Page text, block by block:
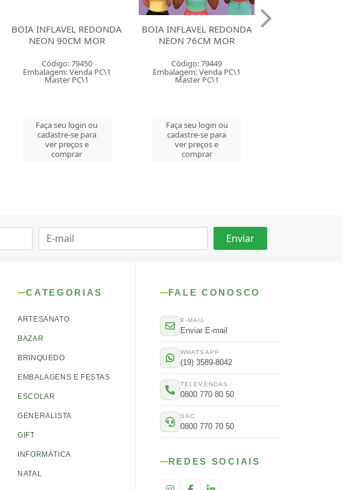
BOIA INFLAVEL REDONDA
NEON 76CM MOR
Código: 79449
Embalagem: Venda PC\1
Master PC\1
Faça seu login ou
cadastre-se para
ver preços e
comprar
BOIA INFLAVEL REDONDA
BICHINHOS MOR
Código: 79448
Embalagem: Venda PC\1
Master PC\1
Faça seu login ou
cadastre-se para
ver preços e
comprar
CATEGORIAS
ARTESANATO
BAZAR
BRINQUEDO
EMBALAGENS E FESTAS
ESCOLAR
GENERALISTA
GIFT
INFORMÁTICA
NATAL
FALE CONOSCO
E-MAIL
Enviar E-mail
WHATSAPP
(19) 3589-8042
TELEVENDAS
0800 770 80 50
SAC
0800 770 70 50
REDES SOCIAIS